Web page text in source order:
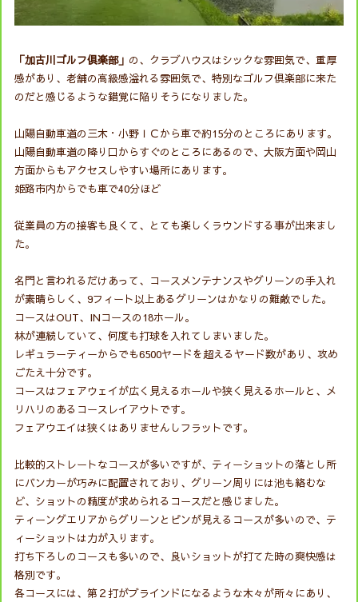
「加古川ゴルフ俱楽部」 の、クラブハウスはシックな雰囲気で、重厚
感があり、老舗の高級感溢れる雰囲気で、特別なゴルフ倶楽部に来た
のだと感じるような錯覚に陥りそうになりました。
山陽自動車道の三木・小野ＩＣから車で約15分のところにあります。
山陽自動車道の降り口からすぐのところにあるので、大阪方面や岡山
方面からもアクセスしやすい場所にあります。
姫路市内からでも車で40分ほど
従業員の方の接客も良くて、とても楽しくラウンドする事が出来まし
た。
名門と言われるだけあって、コースメンテナンスやグリーンの手入れ
が素晴らしく、9フィート以上あるグリーンはかなりの難敵でした。
コースはOUT、INコースの18ホール。
林が連続していて、何度も打球を入れてしまいました。
レギュラーティーからでも6500ヤードを超えるヤード数があり、攻め
ごたえ十分です。
コースはフェアウェイが広く見えるホールや狭く見えるホールと、メ
リハリのあるコースレイアウトです。
フェアウエイは狭くはありませんしフラットです。
比較的ストレートなコースが多いですが、ティーショットの落とし所
にバンカーが巧みに配置されており、グリーン周りには池も絡むな
ど、ショットの精度が求められるコースだと感じました。
ティーングエリアからグリーンとピンが見えるコースが多いので、テ
ィーショットは力が入ります。
打ち下ろしのコースも多いので、良いショットが打てた時の爽快感は
格別です。
各コースには、第２打がブラインドになるような木々が所々にあり、